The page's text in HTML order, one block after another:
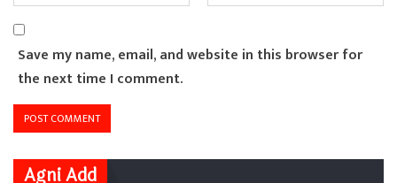
Save my name, email, and website in this browser for
the next time I comment.
Agni Add